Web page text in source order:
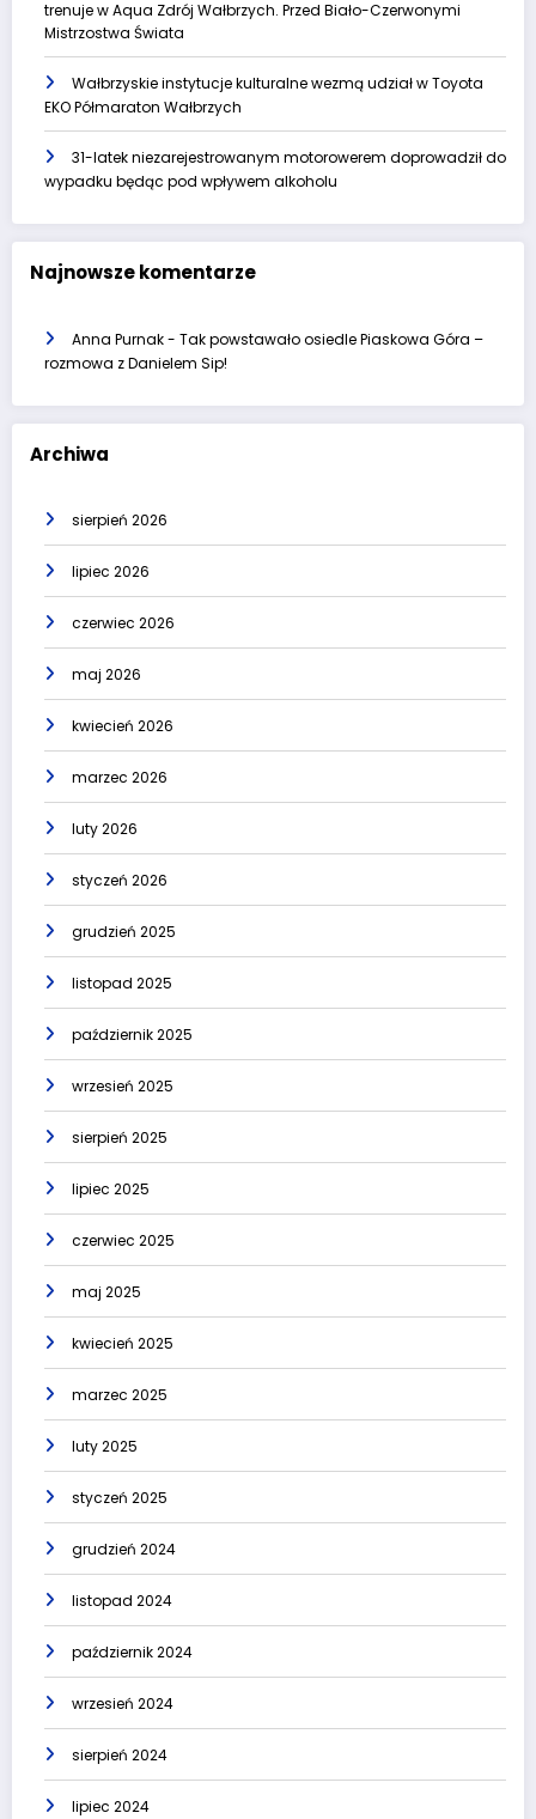
trenuje w Aqua Zdrój Wałbrzych. Przed Biało-Czerwonymi
Mistrzostwa Świata
Wałbrzyskie instytucje kulturalne wezmą udział w Toyota
EKO Półmaraton Wałbrzych
31-latek niezarejestrowanym motorowerem doprowadził do
wypadku będąc pod wpływem alkoholu
Najnowsze komentarze
Anna Purnak- Tak powstawało osiedle Piaskowa Góra –
rozmowa z Danielem Sip!
Archiwa
sierpień 2026
lipiec 2026
czerwiec 2026
maj 2026
kwiecień 2026
marzec 2026
luty 2026
styczeń 2026
grudzień 2025
listopad 2025
październik 2025
wrzesień 2025
sierpień 2025
lipiec 2025
czerwiec 2025
maj 2025
kwiecień 2025
marzec 2025
luty 2025
styczeń 2025
grudzień 2024
listopad 2024
październik 2024
wrzesień 2024
sierpień 2024
lipiec 2024